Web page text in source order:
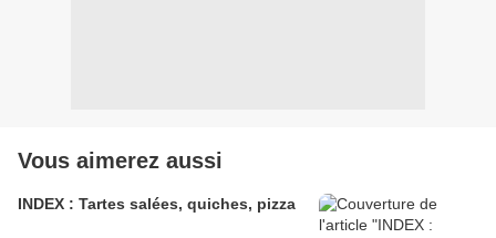
Vous aimerez aussi
INDEX : Tartes salées, quiches, pizza